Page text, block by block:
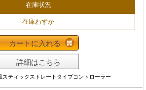
在庫状況
在庫わずか
カートに入れる
詳細はこちら
スティックストレートタイプコントローラー